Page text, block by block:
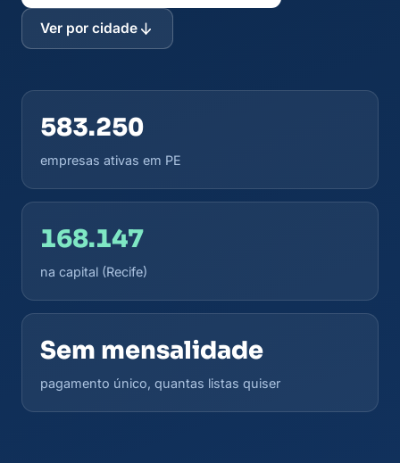
Ver por cidade
583.250
empresas ativas em PE
168.147
na capital (Recife)
Sem mensalidade
pagamento único, quantas listas quiser